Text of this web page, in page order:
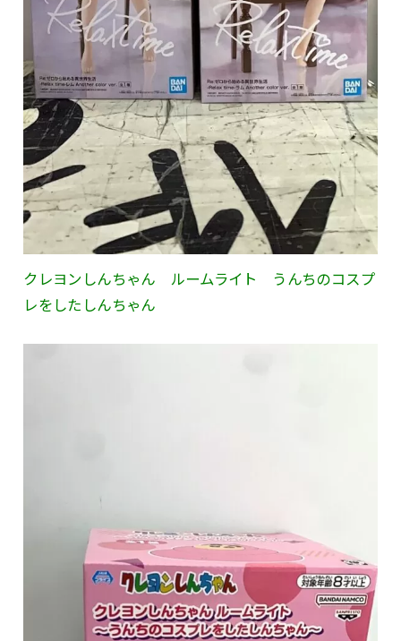
クレヨンしんちゃん ルームライト うんちのコスプ
レをしたしんちゃん